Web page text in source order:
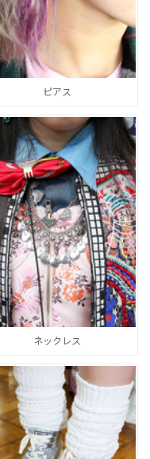
ピアス
ネックレス